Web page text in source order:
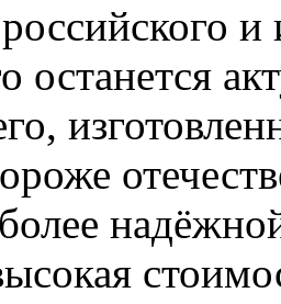
и
останется